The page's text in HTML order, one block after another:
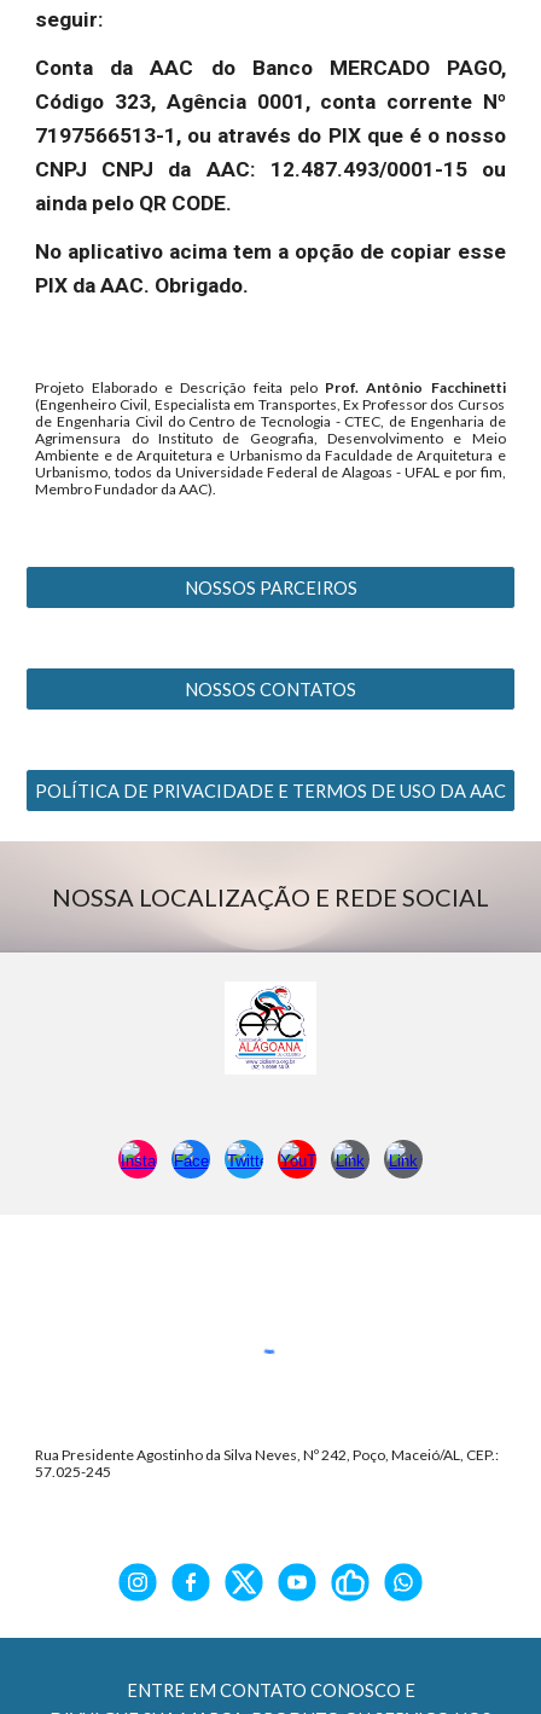
seguir:
Conta da AAC do Banco MERCADO PAGO,
Código 323, Agência 0001, conta corrente Nº
7197566513-1, ou através do PIX que é o nosso
CNPJ CNPJ da AAC: 12.487.493/0001-15 ou
ainda pelo QR CODE.
No aplicativo acima tem a opção de copiar esse
PIX da AAC. Obrigado.
Projeto Elaborado e Descrição feita pelo Prof. Antônio Facchinetti
(Engenheiro Civil, Especialista em Transportes, Ex Professor dos Cursos
de Engenharia Civil do Centro de Tecnologia - CTEC, de Engenharia de
Agrimensura do Instituto de Geografia, Desenvolvimento e Meio
Ambiente e de Arquitetura e Urbanismo da Faculdade de Arquitetura e
Urbanismo, todos da Universidade Federal de Alagoas - UFAL e por fim,
Membro Fundador da AAC).
NOSSOS PARCEIROS
NOSSOS CONTATOS
POLÍTICA DE PRIVACIDADE E TERMOS DE USO DA AAC
NOSSA LOCALIZAÇÃO E REDE SOCIAL
Rua Presidente Agostinho da Silva Neves, Nº 242, Poço, Maceió/AL, CEP.:
57.025-245
ENTRE EM CONTATO CONOSCO E